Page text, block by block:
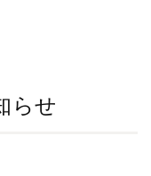
らせ